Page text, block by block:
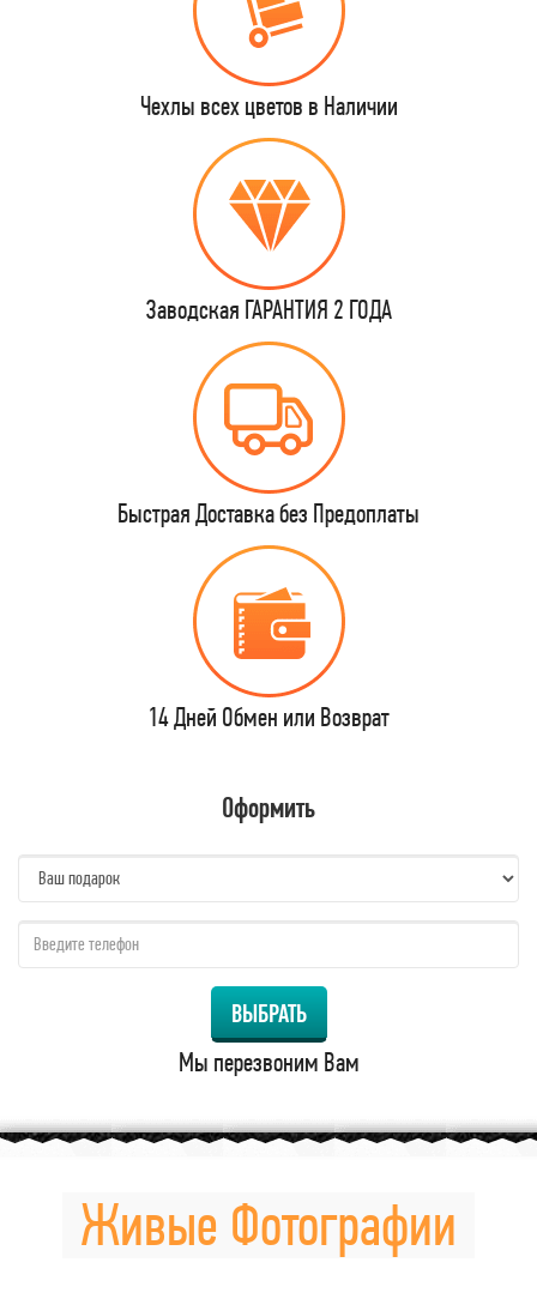
Чехлы всех цветов в Наличии
Заводская ГАРАНТИЯ 2 ГОДА
Быстрая Доставка без Предоплаты
14 Дней Обмен или Возврат
Оформить
ВЫБРАТЬ
Мы перезвоним Вам
Живые Фотографии